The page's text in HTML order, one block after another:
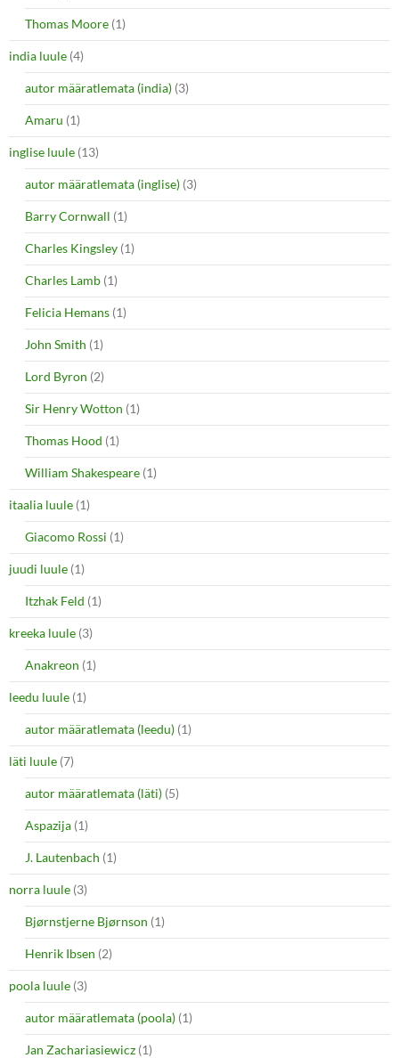
Thomas Moore (1)
india luule (4)
autor määratlemata (india) (3)
Amaru (1)
inglise luule (13)
autor määratlemata (inglise) (3)
Barry Cornwall (1)
Charles Kingsley (1)
Charles Lamb (1)
Felicia Hemans (1)
John Smith (1)
Lord Byron (2)
Sir Henry Wotton (1)
Thomas Hood (1)
William Shakespeare (1)
itaalia luule (1)
Giacomo Rossi (1)
juudi luule (1)
Itzhak Feld (1)
kreeka luule (3)
Anakreon (1)
leedu luule (1)
autor määratlemata (leedu) (1)
läti luule (7)
autor määratlemata (läti) (5)
Aspazija (1)
J. Lautenbach (1)
norra luule (3)
Bjørnstjerne Bjørnson (1)
Henrik Ibsen (2)
poola luule (3)
autor määratlemata (poola) (1)
Jan Zachariasiewicz (1)